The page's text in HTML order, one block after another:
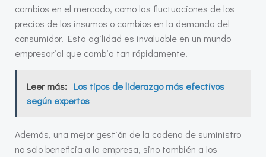
cambios en el mercado, como las fluctuaciones de los
precios de los insumos o cambios en la demanda del
consumidor. Esta agilidad es invaluable en un mundo
empresarial que cambia tan rápidamente.
Leer más: Los tipos de liderazgo más efectivos
según expertos
Además, una mejor gestión de la cadena de suministro
no solo beneficia a la empresa, sino también a los